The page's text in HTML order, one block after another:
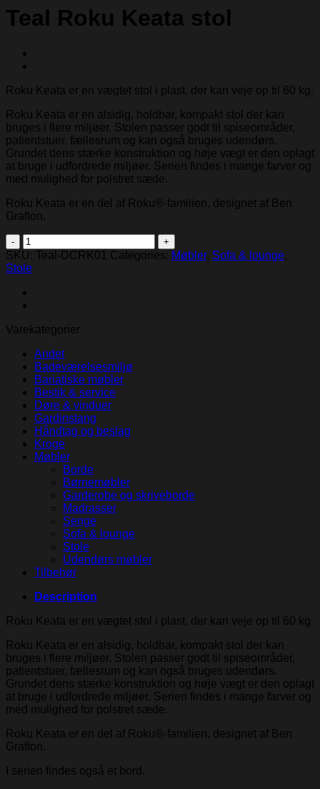
Teal Roku Keata stol
Roku Keata er en vægtet stol i plast, der kan veje op til 60 kg.
Roku Keata er en alsidig, holdbar, kompakt stol der kan
bruges i flere miljøer. Stolen passer godt til spiseområder,
patientstuer, fællesrum og kan også bruges udendørs.
Grundet dens stærke konstruktion og høje vægt er den oplagt
at bruge i udfordrede miljøer. Serien findes i mange farver og
med mulighed for polstret sæde.
Roku Keata er en del af Roku®-familien, designet af Ben
Grafton.
Teal
Roku
Keata
quantity
SKU: Teal-DCRK01 Categories: Møbler, Sofa & lounge,
Stole
Varekategorier
Andet
Badeværelsesmiljø
Bariatiske møbler
Bestik & service
Døre & vinduer
Gardinstang
Håndtag og beslag
Kroge
Møbler
Borde
Børnemøbler
Garderobe og skriveborde
Madrasser
Senge
Sofa & lounge
Stole
Udendørs møbler
Tilbehør
Description
Roku Keata er en vægtet stol i plast, der kan veje op til 60 kg.
Roku Keata er en alsidig, holdbar, kompakt stol der kan
bruges i flere miljøer. Stolen passer godt til spiseområder,
patientstuer, fællesrum og kan også bruges udendørs.
Grundet dens stærke konstruktion og høje vægt er den oplagt
at bruge i udfordrede miljøer. Serien findes i mange farver og
med mulighed for polstret sæde.
Roku Keata er en del af Roku®-familien, designet af Ben
Grafton.
I serien findes også et bord.